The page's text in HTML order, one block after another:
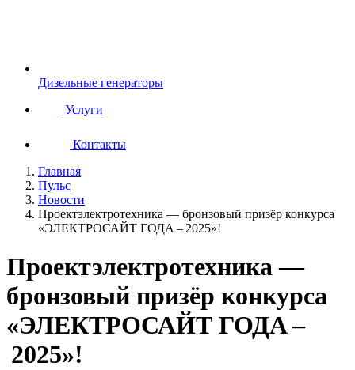
Дизельные генераторы
Услуги
Контакты
Главная
Пульс
Новости
Проектэлектротехника — бронзовый призёр конкурса
«ЭЛЕКТРОСАЙТ ГОДА – 2025»!
Проектэлектротехника —
бронзовый призёр конкурса
«ЭЛЕКТРОСАЙТ ГОДА –
2025»!